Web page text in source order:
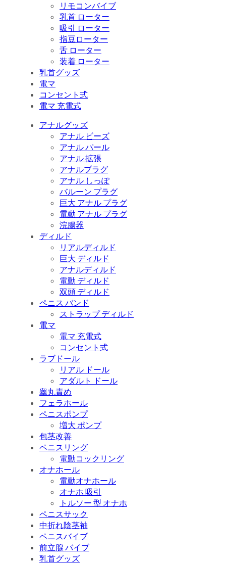
リモコンバイブ
乳首 ローター
吸引 ローター
指豆ローター
舌 ローター
装着 ローター
乳首グッズ
電マ
コンセント式
電マ 充電式
アナルグッズ
アナル ビーズ
アナル パール
アナル 拡張
アナルプラグ
アナル しっぽ
バルーン プラグ
巨大 アナル プラグ
電動 アナル プラグ
浣腸器
ディルド
リアルディルド
巨大 ディルド
アナルディルド
電動 ディルド
双頭 ディルド
ペニス バンド
ストラップ ディルド
電マ
電マ 充電式
コンセント式
ラブドール
リアル ドール
アダルト ドール
睾丸責め
フェラホール
ペニスポンプ
増大 ポンプ
包茎改善
ペニスリング
電動コックリング
オナホール
電動オナホール
オナホ 吸引
トルソー 型 オナホ
ペニスサック
中折れ陰茎袖
ペニスバイブ
前立腺 バイブ
乳首グッズ